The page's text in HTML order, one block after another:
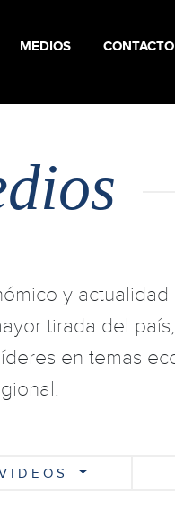
MEDIOS CONTACTO
y
tirada del
en temas